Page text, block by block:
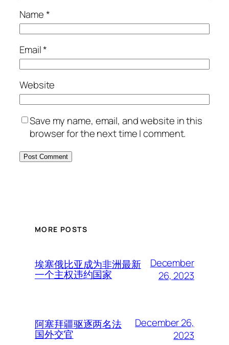
Name*
Email*
Website
Save my name, email, and website in this
browser for the next time I comment.
MORE POSTS
埃塞俄比亚成为非洲最新
一个主权违约国家
December
26, 2023
阿塞拜疆驱逐两名法
国外交官
December 26,
2023